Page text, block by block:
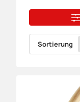
Sortierung